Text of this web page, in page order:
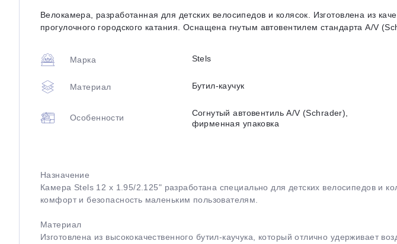
Велокамера, разработанная для детских велосипедов и колясок. Изготовлена из
прогулочного городского катания. Оснащена гнутым автовентилем стандарта A/V
Марка Stels
Материал Бутил-каучук
Особенности
Согнутый автовентиль A/V (Schrader),
фирменная упаковка
Назначение
Камера Stels 12 x 1.95/2.125ʺ разработана специально для детских велосипедов и
комфорт и безопасность маленьким пользователям.
Материал
Изготовлена из высококачественного бутил-каучука, который отлично удерживает
об оплате